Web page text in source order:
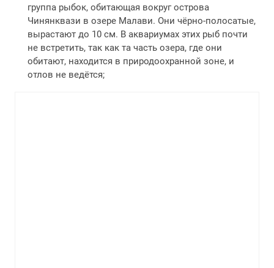
группа рыбок, обитающая вокруг острова
Чинянквази в озере Малави. Они чёрно-полосатые,
вырастают до 10 см. В аквариумах этих рыб почти
не встретить, так как та часть озера, где они
обитают, находится в природоохранной зоне, и
отлов не ведётся;